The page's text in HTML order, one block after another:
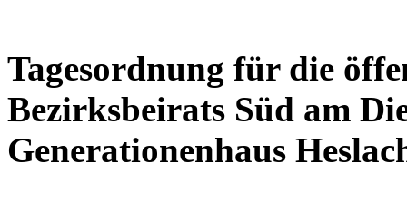
Tagesordnung für die
Bezirksbeirats Süd am
Generationenhaus